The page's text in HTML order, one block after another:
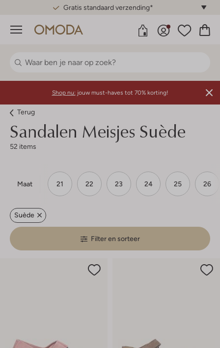
Gratis standaard verzending*
Menu
Shop nu: jouw must-haves tot 70% korting!
Terug
Sandalen Meisjes Suède
52 items
Maat 21 22 23 24 25 26
Suède
Filter en sorteer